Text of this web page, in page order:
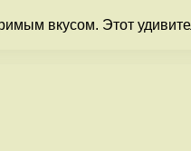
вкусом. Этот